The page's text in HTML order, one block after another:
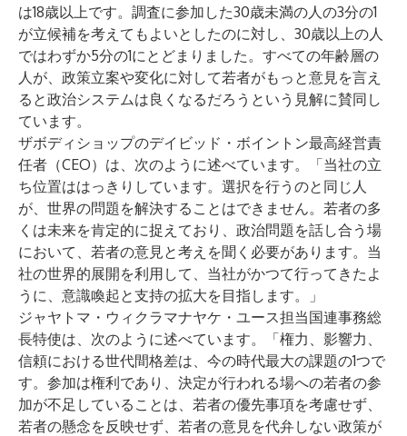
は18歳以上です。調査に参加した30歳未満の人の3分の1
が立候補を考えてもよいとしたのに対し、30歳以上の人
ではわずか5分の1にとどまりました。すべての年齢層の
人が、政策立案や変化に対して若者がもっと意見を言え
ると政治システムは良くなるだろうという見解に賛同し
ています。
ザボディショップのデイビッド・ボイントン最高経営責
任者（CEO）は、次のように述べています。「当社の立
ち位置ははっきりしています。選択を行うのと同じ人
が、世界の問題を解決することはできません。若者の多
くは未来を肯定的に捉えており、政治問題を話し合う場
において、若者の意見と考えを聞く必要があります。当
社の世界的展開を利用して、当社がかつて行ってきたよ
うに、意識喚起と支持の拡大を目指します。」
ジャヤトマ・ウィクラマナヤケ・ユース担当国連事務総
長特使は、次のように述べています。「権力、影響力、
信頼における世代間格差は、今の時代最大の課題の1つで
す。参加は権利であり、決定が行われる場への若者の参
加が不足していることは、若者の優先事項を考慮せず、
若者の懸念を反映せず、若者の意見を代弁しない政策が